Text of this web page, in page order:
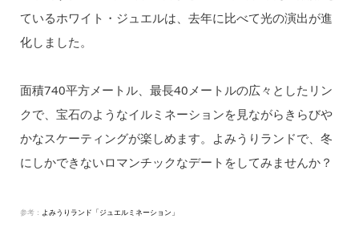
ているホワイト・ジュエルは、去年に比べて光の演出が進
化しました。
面積740平方メートル、最長40メートルの広々としたリン
クで、宝石のようなイルミネーションを見ながらきらびや
かなスケーティングが楽しめます。よみうりランドで、冬
にしかできないロマンチックなデートをしてみませんか？
参考： よみうりランド「ジュエルミネーション」